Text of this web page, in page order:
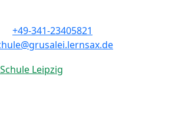
+49-341-23405821